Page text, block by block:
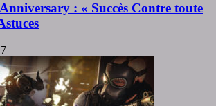
: « Succès Contre toute